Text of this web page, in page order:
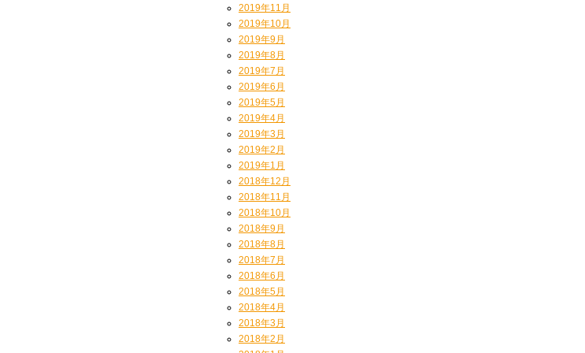
2019年11月
2019年10月
2019年9月
2019年8月
2019年7月
2019年6月
2019年5月
2019年4月
2019年3月
2019年2月
2019年1月
2018年12月
2018年11月
2018年10月
2018年9月
2018年8月
2018年7月
2018年6月
2018年5月
2018年4月
2018年3月
2018年2月